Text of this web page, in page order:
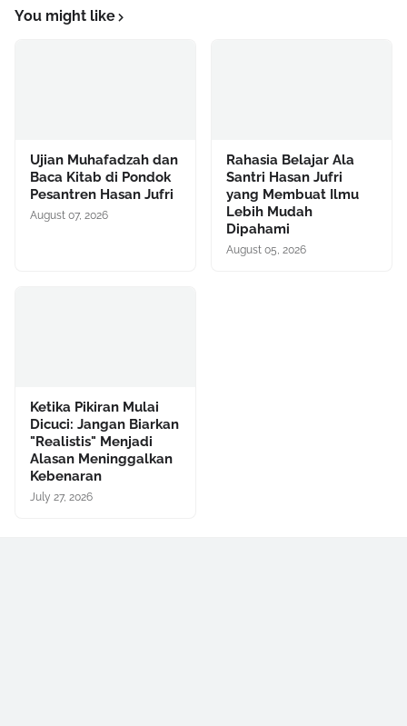
You might like
Ujian Muhafadzah dan
Baca Kitab di Pondok
Pesantren Hasan Jufri
August 07, 2026
Rahasia Belajar Ala
Santri Hasan Jufri
yang Membuat Ilmu
Lebih Mudah
Dipahami
August 05, 2026
Ketika Pikiran Mulai
Dicuci: Jangan Biarkan
"Realistis" Menjadi
Alasan Meninggalkan
Kebenaran
July 27, 2026